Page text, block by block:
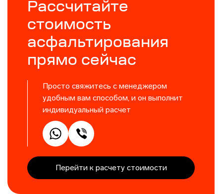
Рассчитайте
стоимость
асфальтирования
прямо сейчас
Просто свяжитесь с менеджером
удобным вам способом, и он выполнит
индивидуальный расчет
Перейти к расчету стоимости